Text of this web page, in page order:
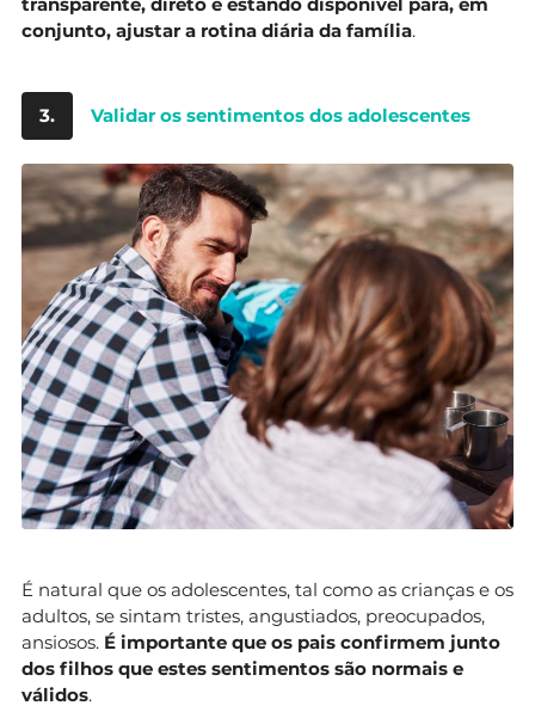
conjunto, ajustar a rotina diária da família.
3. Validar os sentimentos dos adolescentes
É natural que os adolescentes, tal como as crianças e os
adultos, se sintam tristes, angustiados, preocupados,
ansiosos. É importante que os pais confirmem junto
dos filhos que estes sentimentos são normais e
válidos.